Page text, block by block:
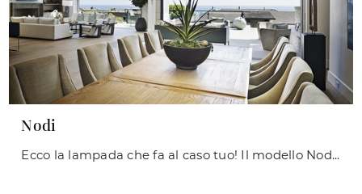
Nodi
Ecco la lampada che fa al caso tuo! Il modello Nodi è una delle nostre lampade a soffitto di Ideal Lux.